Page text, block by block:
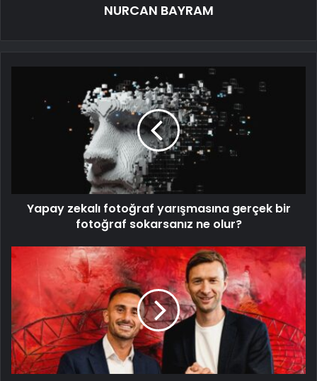
NURCAN BAYRAM
Yapay zekalı fotoğraf yarışmasına gerçek bir
fotoğraf sokarsanız ne olur?